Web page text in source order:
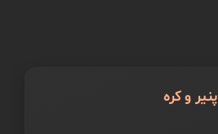
پنیر و کره